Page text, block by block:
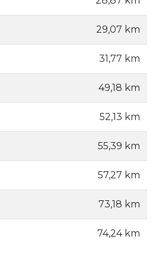
29,07 km
31,77 km
49,18 km
52,13 km
55,39 km
57,27 km
73,18 km
74,24 km